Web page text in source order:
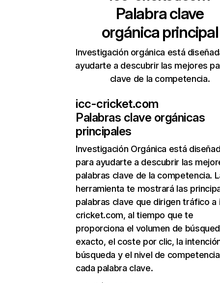
Palabra clave
orgánica principal
Investigación orgánica está
ayudarte a descubrir las mejores
clave de la competencia.
icc-cricket.com
Palabras clave orgánicas
principales
Investigación Orgánica está
para ayudarte a descubrir las
palabras clave de la competencia.
herramienta te mostrará las
palabras clave que dirigen tráfico a
cricket.com, al tiempo que te
proporciona el volumen de
exacto, el coste por clic, la
búsqueda y el nivel de
cada palabra clave.